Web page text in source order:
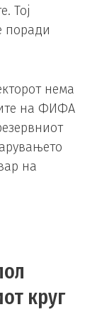
Тој
поради
нема
на ФИФА
на
круг